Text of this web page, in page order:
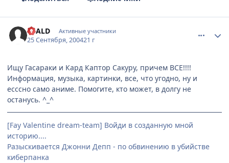
SCALD Активные участники
25 Сентября, 200421 г
Ищу Гасараки и Кард Каптор Сакуру, причем ВСЕ!!!!
Информация, музыка, картинки, все, что угодно, ну и
есссно само аниме. Помогите, кто может, в долгу не
останусь. ^_^
[Fay Valentine dream-team] Войди в созданную мной
историю....
Разыскивается Джонни Депп - по обвинению в убийстве
киберпанка